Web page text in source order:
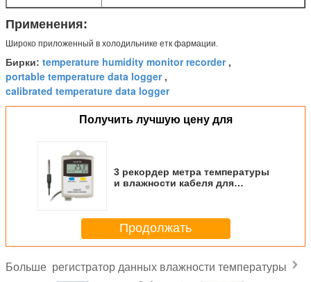
Применения:
Широко приложенный в холодильнике етк фармации.
Бирки: temperature humidity monitor recorder,
portable temperature data logger,
calibrated temperature data logger
Получить лучшую цену для
3 рекордер метра температуры
и влажности кабеля для
Продолжать
Больше регистратор данных влажности температуры